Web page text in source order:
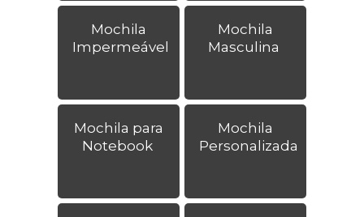
Mochila
Impermeável
Mochila
Masculina
Mochila para
Notebook
Mochila
Personalizada